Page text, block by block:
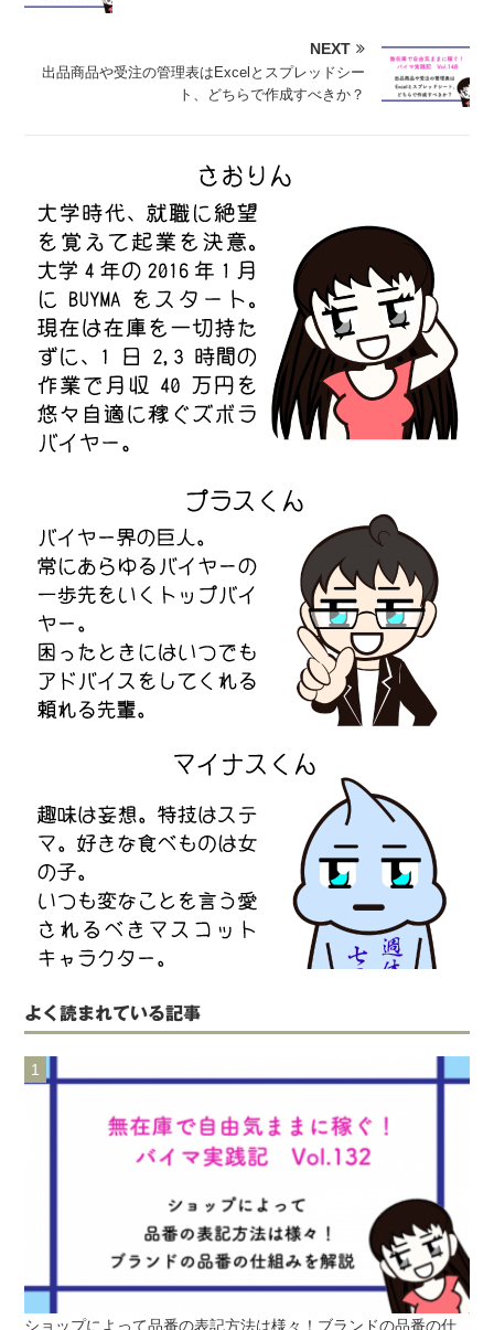
NEXT
出品商品や受注の管理表はExcelとスプレッドシー
ト、どちらで作成すべきか？
よく読まれている記事
ショップによって品番の表記方法は様々！ブランドの品番の仕